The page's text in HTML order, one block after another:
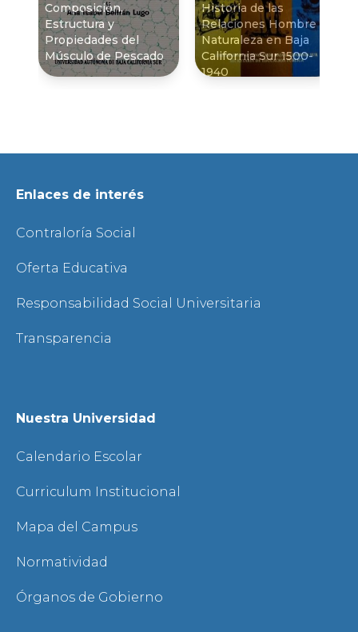
Composición,
Estructura y
Propiedades del
Músculo de Pescado
Historia de las
Relaciones Hombre
Naturaleza en Baja
California Sur 1500-
1940
Enlaces de interés
Contraloría Social
Oferta Educativa
Responsabilidad Social Universitaria
Transparencia
Nuestra Universidad
Calendario Escolar
Curriculum Institucional
Mapa del Campus
Normatividad
Órganos de Gobierno